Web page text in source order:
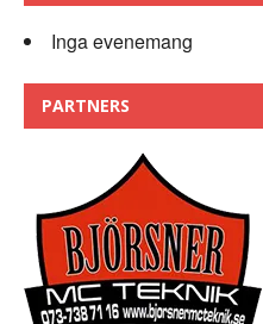
Inga evenemang
PARTNERS